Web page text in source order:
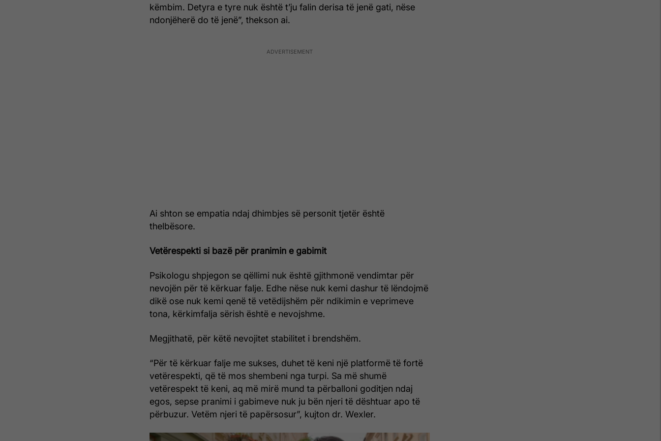
këmbim. Detyra e tyre nuk është t’ju falin derisa të jenë gati, nëse
ndonjëherë do të jenë”, thekson ai.
Ai shton se empatia ndaj dhimbjes së personit tjetër është
thelbësore.
Vetërespekti si bazë për pranimin e gabimit
Psikologu shpjegon se qëllimi nuk është gjithmonë vendimtar për
nevojën për të kërkuar falje. Edhe nëse nuk kemi dashur të lëndojmë
dikë ose nuk kemi qenë të vetëdijshëm për ndikimin e veprimeve
tona, kërkimfalja sërish është e nevojshme.
Megjithatë, për këtë nevojitet stabilitet i brendshëm.
“Për të kërkuar falje me sukses, duhet të keni një platformë të fortë
vetërespekti, që të mos shembeni nga turpi. Sa më shumë
vetërespekt të keni, aq më mirë mund ta përballoni goditjen ndaj
egos, sepse pranimi i gabimeve nuk ju bën njeri të dështuar apo të
përbuzur. Vetëm njeri të papërsosur”, kujton dr. Wexler.